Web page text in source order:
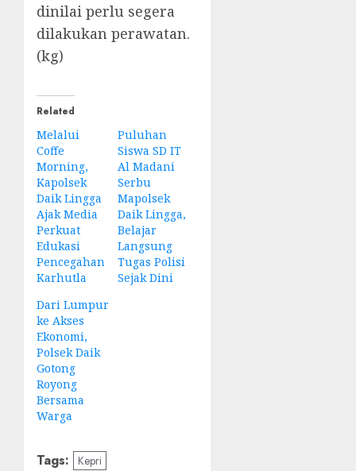
dinilai perlu segera
dilakukan perawatan.
(kg)
Related
Melalui
Coffe
Morning,
Kapolsek
Daik Lingga
Ajak Media
Perkuat
Edukasi
Pencegahan
Karhutla
Puluhan
Siswa SD IT
Al Madani
Serbu
Mapolsek
Daik Lingga,
Belajar
Langsung
Tugas Polisi
Sejak Dini
Dari Lumpur
ke Akses
Ekonomi,
Polsek Daik
Gotong
Royong
Bersama
Warga
Tags: Kepri